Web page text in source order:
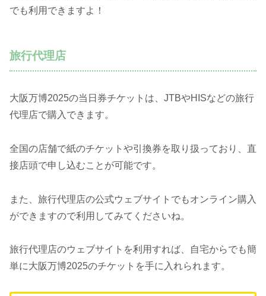
でも利用できますよ！
旅行代理店
大阪万博2025の当日券チケットは、JTBやHISなどの旅行
代理店で購入できます。
全国の店舗で紙のチケットや引換券を取り扱っており、直
接店頭で申し込むことが可能です。
また、旅行代理店の公式ウェブサイトでもオンライン購入
ができますので利用してみてくださいね。
旅行代理店のウェブサイトを利用すれば、自宅からでも簡
単に大阪万博2025のチケットを手に入れられます。